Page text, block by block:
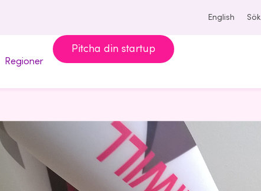
English Sök
Regioner
Pitcha din startup